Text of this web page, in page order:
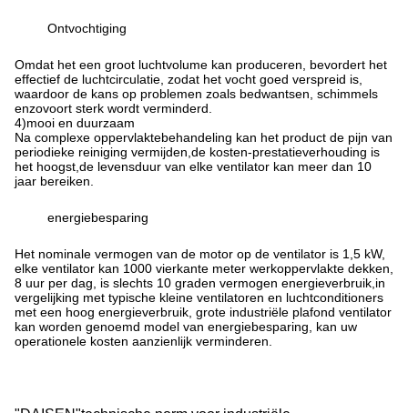
Ontvochtiging
Omdat het een groot luchtvolume kan produceren, bevordert het
effectief de luchtcirculatie, zodat het vocht goed verspreid is,
waardoor de kans op problemen zoals bedwantsen, schimmels
enzovoort sterk wordt verminderd.
4)mooi en duurzaam
Na complexe oppervlaktebehandeling kan het product de pijn van
periodieke reiniging vermijden,de kosten-prestatieverhouding is
het hoogst,de levensduur van elke ventilator kan meer dan 10
jaar bereiken.
energiebesparing
Het nominale vermogen van de motor op de ventilator is 1,5 kW,
elke ventilator kan 1000 vierkante meter werkoppervlakte dekken,
8 uur per dag, is slechts 10 graden vermogen energieverbruik,in
vergelijking met typische kleine ventilatoren en luchtconditioners
met een hoog energieverbruik, grote industriële plafond ventilator
kan worden genoemd model van energiebesparing, kan uw
operationele kosten aanzienlijk verminderen.